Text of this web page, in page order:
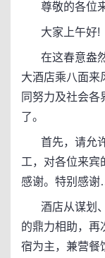
尊敬的各位来
大家上午好!
在这春意盎然
大酒店乘八面来
同努力及社会
了。
首先，请允许
工，对各位来宾
感谢。特别感
酒店从谋划、
的鼎力相助，再
宿为主，兼营餐